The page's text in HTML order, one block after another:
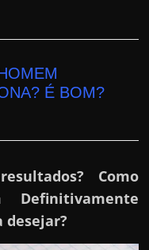
É BOM?
Como
Definitivamente
desejar?